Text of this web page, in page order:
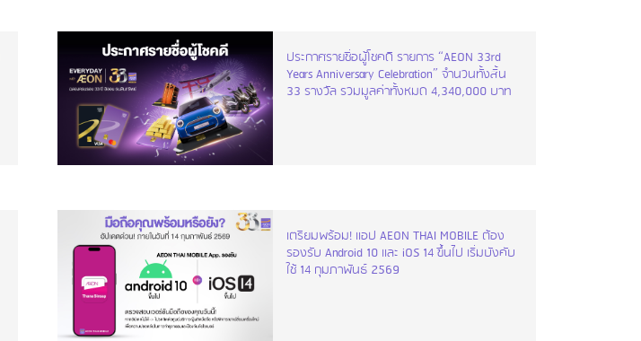
ประกาศรายชื่อผู้โชคดี รายการ “AEON 33rd
Years Anniversary Celebration” จำนวนทั้งสิ้น
33 รางวัล รวมมูลค่าทั้งหมด 4,340,000 บาท
เตรียมพร้อม! แอป AEON THAI MOBILE ต้อง
รองรับ Android 10 และ iOS 14 ขึ้นไป เริ่มบังคับ
ใช้ 14 กุมภาพันธ์ 2569